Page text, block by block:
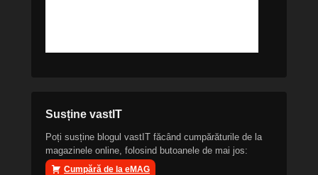
Susține vastIT
Poți susține blogul vastIT făcând cumpărăturile de la
magazinele online, folosind butoanele de mai jos:
Cumpără de la eMAG